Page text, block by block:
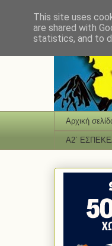
Αρχική
Α2΄
This site uses
are shared with
statistics, and to